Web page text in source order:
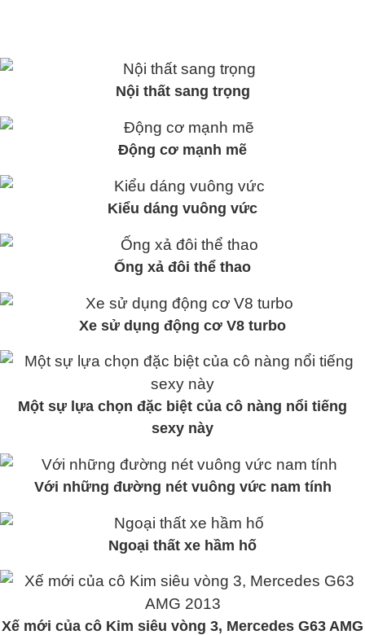
Nội thất sang trọng
Động cơ mạnh mẽ
Kiểu dáng vuông vức
Ống xả đôi thể thao
Xe sử dụng động cơ V8 turbo
Một sự lựa chọn đặc biệt của cô nàng nổi tiếng
sexy này
Với những đường nét vuông vức nam tính
Ngoại thất xe hầm hố
Xế mới của cô Kim siêu vòng 3, Mercedes G63 AMG